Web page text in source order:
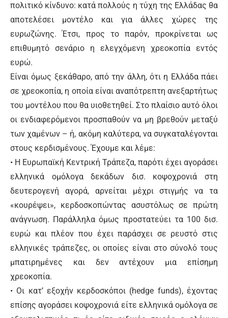
πολιτικό κίνδυνο: κατά πολλούς η τύχη της Ελλάδας θα
αποτελέσει μοντέλο και για άλλες χώρες της
ευρωζώνης. Έτσι, προς το παρόν, προκρίνεται ως
επιθυμητό σενάριο η ελεγχόμενη χρεοκοπία εντός
ευρώ.
Είναι όμως ξεκάθαρο, από την άλλη, ότι η Ελλάδα πάει
σε χρεοκοπία, η οποία είναι αναπότρεπτη ανεξαρτήτως
του μοντέλου που θα υιοθετηθεί. Στο πλαίσιο αυτό όλοι
οι ενδιαφερόμενοι προσπαθούν να μη βρεθούν μεταξύ
των χαμένων – ή, ακόμη καλύτερα, να συγκαταλέγονται
στους κερδισμένους. Έχουμε και λέμε:
• Η Ευρωπαϊκή Κεντρική Τράπεζα, παρότι έχει αγοράσει
ελληνικά ομόλογα δεκάδων δισ. κοψοχρονιά στη
δευτερογενή αγορά, αρνείται μέχρι στιγμής να τα
«κουρέψει», κερδοσκοπώντας ασυστόλως σε πρώτη
ανάγνωση. Παράλληλα όμως προστατεύει τα 100 δισ.
ευρώ και πλέον που έχει παράσχει σε ρευστό στις
ελληνικές τράπεζες, οι οποίες είναι στο σύνολό τους
μπατιρημένες και δεν αντέχουν μια επίσημη
χρεοκοπία.
• Οι κατ’ εξοχήν κερδοσκόποι (hedge funds), έχοντας
επίσης αγοράσει κοψοχρονιά είτε ελληνικά ομόλογα σε